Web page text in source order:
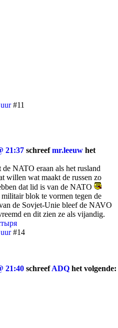
#11
21:37 schreefmr.leeuw het
NATO eraan als het rusland
willen wat maakt de russen zo
dat lid is van de NATO
blok te vormen tegen de
de Sovjet-Unie bleef de NAVO
en dit zien ze als vijandig.
#14
21:40 schreefADQ het volgende: